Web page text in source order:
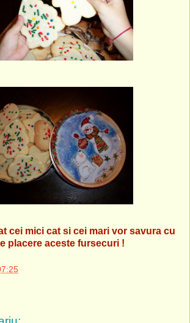
cei mici cat si cei mari vor savura cu
placere aceste fursecuri !